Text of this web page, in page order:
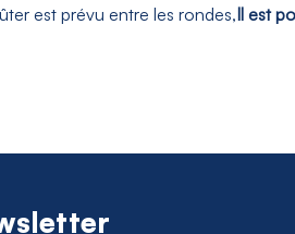
est prévu entre les rondes,Il est